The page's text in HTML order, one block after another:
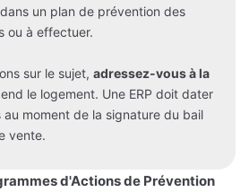
un plan de prévention des
ou à effectuer.
sur le sujet, adressez-vous à la
le logement. Une ERP doit dater
au moment de la signature du bail
vente.
d'Actions de Prévention